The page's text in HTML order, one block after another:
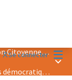
Se connecter
Prix &quot;Bonne Pratique en Participation Citoyenne&quot; 2024
et pacifiques